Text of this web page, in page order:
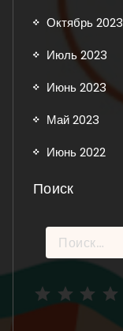
Октябрь 2023
Июль 2023
Июнь 2023
Май 2023
Июнь 2022
Поиск
Найти: